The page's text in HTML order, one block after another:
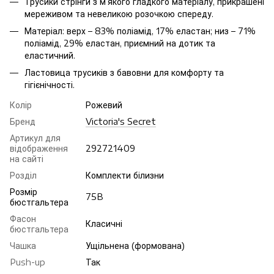
мереживом та невеликою розочкою спереду.
Матеріал: верх – 83% поліамід, 17% еластан; низ – 71%
поліамід, 29% еластан, приємний на дотик та
еластичний.
Ластовица трусиків з бавовни для комфорту та
гігієнічності.
Колір
Рожевий
Бренд
Victoria's Secret
Артикул для
відображення
на сайті
292721409
Розділ
Комплекти білизни
Розмір
бюстгальтера
75B
Фасон
бюстгальтера
Класичні
Чашка
Ущільнена (формована)
Push-up
Так